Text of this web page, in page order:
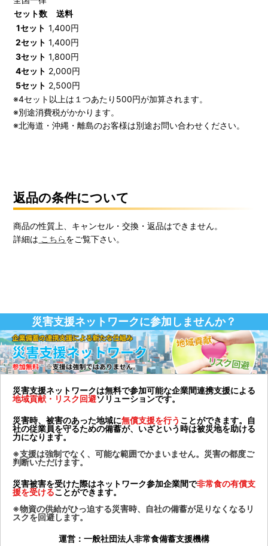
セット数
送料
1セット 1,400円
2セット 1,400円
3セット 1,800円
4セット 2,000円
5セット 2,500円
※4セット以上は１つあたり500円が加算されます。
※別途消費税がかかります。
※北海道・沖縄・離島のお客様は別途お問い合わせください。
返品の条件について
商品の性質上、キャンセル・交換・返品はできません。
詳細は こちらをご覧下さい。
災害支援ネットワークに参加しませんか？
災害支援ネットワークは無料で参加可能な企業間連携支援による
地域貢献・リスク回避ソリューションです。
災害時、被害のあった地域に無償支援を行う ことができます。自
社の従業員を守るための備蓄が、いざという時は被災地を助ける
力になります。
※支援は強制でなく、可能な範囲でかまいません。災害の都度ご
判断いただけます。
災害被害を受けた際はネットワーク参加企業間で非常食の有償支
援を受けることができます。
※物資の供給がひっ迫する災害時、自社の備蓄が足りなくなるリ
スクを回避します。
運営：一般社団法人非常食備蓄支援機構